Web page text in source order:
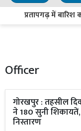
प्रतापगढ़ में
Officer
गोरखपुर : तहसील
ने 180 सुनी
निस्तारण